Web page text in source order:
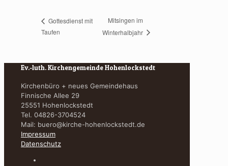
Gottesdienst mit
Taufen
Mitsingen im
Winterhalbjahr
Ev.-luth. Kirchengemeinde Hohenlockstedt
Kirchenbüro + neues Gemeindehaus
Finnische Allee 29
25551 Hohenlockstedt
Tel. 04826-3704524
Mail: buero@kirche-hohenlockstedt.de
Impressum
Datenschutz